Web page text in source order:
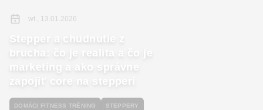
wt., 13.01.2026
Stepper a chudnutie z
brucha: čo je realita a čo je
marketing a ako správne
zapojiť core na stepperi
DOMÁCI FITNESS TRÉNING STEPPERY